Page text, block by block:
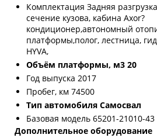
Комплектация Задняя
сечение кузова, кабина Aхor?
кондиционер,автономный
платформы,полог, лестница,
HYVA,
Объём платформы, м3 20
Год выпуска 2017
Пробег, км 74500
Тип автомобиля Самосвал
Базовая модель 65201-21010-
Дополнительное оборудование